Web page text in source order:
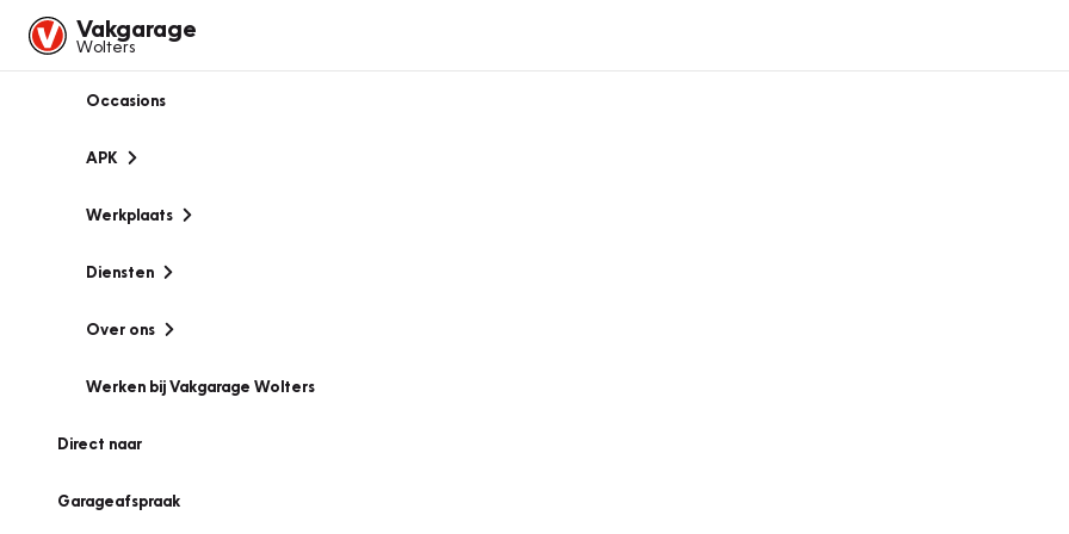
Vakgarage
Wolters
Occasions
APK
Werkplaats
Diensten
Over ons
Werken bij Vakgarage Wolters
Direct naar
Garageafspraak